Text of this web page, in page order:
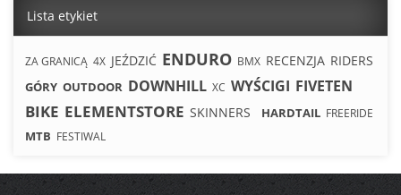
Lista etykiet
ZA GRANICĄ 4X JEŹDZIĆ ENDURO BMX RECENZJA RIDERS
GÓRY OUTDOOR DOWNHILL XC WYŚCIGI FIVETEN
BIKE ELEMENTSTORE SKINNERS HARDTAIL FREERIDE
MTB FESTIWAL